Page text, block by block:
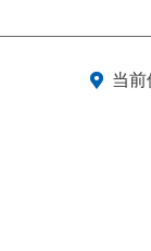
当前